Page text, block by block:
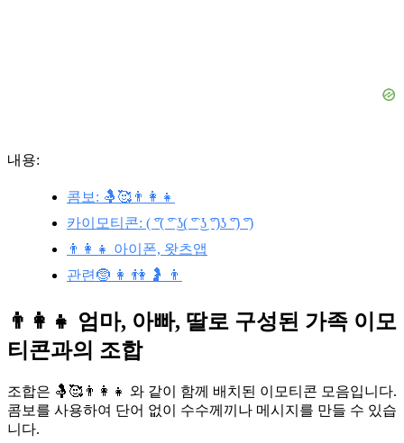
내용:
콤보: 🤱🥰👨‍👩‍👧
카이모티콘: ( ͡°( ͡° ͜ʖ( ͡° ͜ʖ ͡°)ʖ ͡°) ͡°)
👨‍👩‍👧 아이폰, 왓츠앱
관련🤶 👩 👫 🤰 👨
👨‍👩‍👧 엄마, 아빠, 딸로 구성된 가족 이모
티콘과의 조합
조합은 🤱🥰👨‍👩‍👧 와 같이 함께 배치된 이모티콘 모음입니다.
콤보를 사용하여 단어 없이 수수께끼나 메시지를 만들 수 있습
니다.